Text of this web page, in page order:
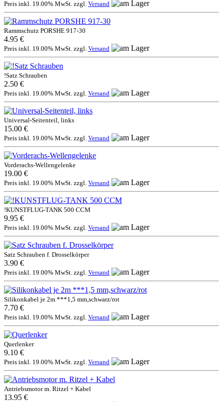
Preis inkl. 19.00% MwSt. zzgl. Versand
Rammschutz PORSHE 917-30
4.95 €
Preis inkl. 19.00% MwSt. zzgl. Versand
!Satz Schrauben
2.50 €
Preis inkl. 19.00% MwSt. zzgl. Versand
Universal-Seitenteil, links
15.00 €
Preis inkl. 19.00% MwSt. zzgl. Versand
Vorderachs-Wellengelenke
19.00 €
Preis inkl. 19.00% MwSt. zzgl. Versand
!KUNSTFLUG-TANK 500 CCM
9.95 €
Preis inkl. 19.00% MwSt. zzgl. Versand
Satz Schrauben f. Drosselkörper
3.90 €
Preis inkl. 19.00% MwSt. zzgl. Versand
Silikonkabel je 2m ***1,5 mm,schwarz/rot
7.70 €
Preis inkl. 19.00% MwSt. zzgl. Versand
Querlenker
9.10 €
Preis inkl. 19.00% MwSt. zzgl. Versand
Antriebsmotor m. Ritzel + Kabel
13.95 €